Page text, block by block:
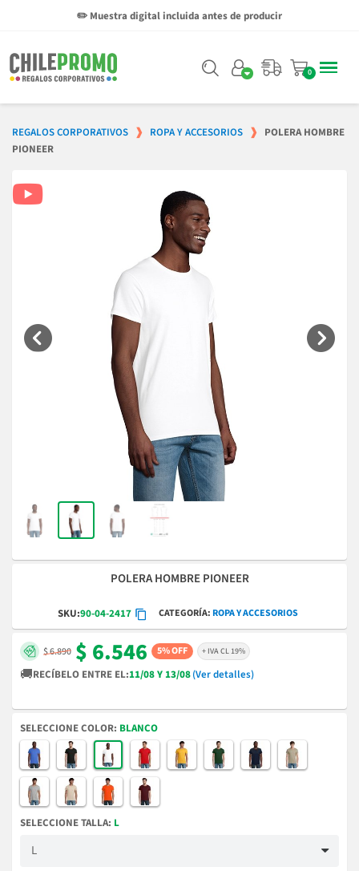
✏️ Muestra digital incluida antes de producir
REGALOS CORPORATIVOS ROPA Y ACCESORIOS
POLERA HOMBRE
PIONEER
POLERA HOMBRE PIONEER
SKU:90-04-2417 CATEGORÍA ROPA Y ACCESORIOS
$ 6.890 $ 6.546 5% OFF + IVA CL 19%
🚚RECÍBELO ENTRE EL:11/08 Y 13/08(Ver detalles)
COLOR BLANCO
TALLA L